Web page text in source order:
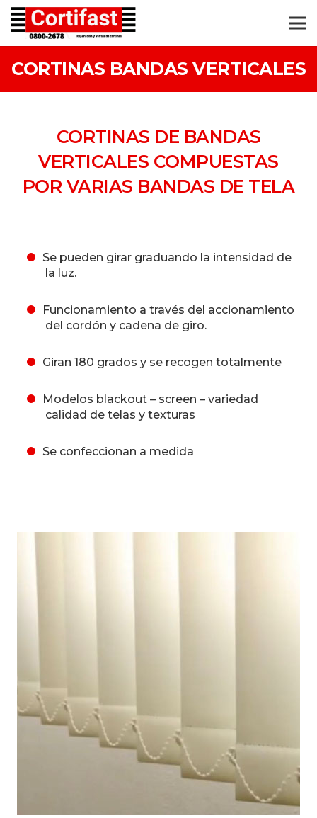
CORTINAS BANDAS VERTICALES
CORTINAS DE BANDAS
VERTICALES COMPUESTAS
POR VARIAS BANDAS DE TELA
Se pueden girar graduando la intensidad de
la luz.
Funcionamiento a través del accionamiento
del cordón y cadena de giro.
Giran 180 grados y se recogen totalmente
Modelos blackout – screen – variedad
calidad de telas y texturas
Se confeccionan a medida